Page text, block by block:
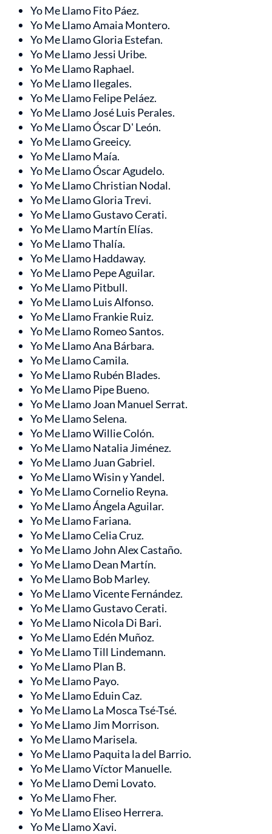
Yo Me Llamo Fito Páez.
Yo Me Llamo Amaia Montero.
Yo Me Llamo Gloria Estefan.
Yo Me Llamo Jessi Uribe.
Yo Me Llamo Raphael.
Yo Me Llamo Ilegales.
Yo Me Llamo Felipe Peláez.
Yo Me Llamo José Luis Perales.
Yo Me Llamo Óscar D' León.
Yo Me Llamo Greeicy.
Yo Me Llamo Maía.
Yo Me Llamo Óscar Agudelo.
Yo Me Llamo Christian Nodal.
Yo Me Llamo Gloria Trevi.
Yo Me Llamo Gustavo Cerati.
Yo Me Llamo Martín Elías.
Yo Me Llamo Thalía.
Yo Me Llamo Haddaway.
Yo Me Llamo Pepe Aguilar.
Yo Me Llamo Pitbull.
Yo Me Llamo Luis Alfonso.
Yo Me Llamo Frankie Ruiz.
Yo Me Llamo Romeo Santos.
Yo Me Llamo Ana Bárbara.
Yo Me Llamo Camila.
Yo Me Llamo Rubén Blades.
Yo Me Llamo Pipe Bueno.
Yo Me Llamo Joan Manuel Serrat.
Yo Me Llamo Selena.
Yo Me Llamo Willie Colón.
Yo Me Llamo Natalia Jiménez.
Yo Me Llamo Juan Gabriel.
Yo Me Llamo Wisin y Yandel.
Yo Me Llamo Cornelio Reyna.
Yo Me Llamo Ángela Aguilar.
Yo Me Llamo Fariana.
Yo Me Llamo Celia Cruz.
Yo Me Llamo John Alex Castaño.
Yo Me Llamo Dean Martín.
Yo Me Llamo Bob Marley.
Yo Me Llamo Vicente Fernández.
Yo Me Llamo Gustavo Cerati.
Yo Me Llamo Nicola Di Bari.
Yo Me Llamo Edén Muñoz.
Yo Me Llamo Till Lindemann.
Yo Me Llamo Plan B.
Yo Me Llamo Payo.
Yo Me Llamo Eduin Caz.
Yo Me Llamo La Mosca Tsé-Tsé.
Yo Me Llamo Jim Morrison.
Yo Me Llamo Marisela.
Yo Me Llamo Paquita la del Barrio.
Yo Me Llamo Víctor Manuelle.
Yo Me Llamo Demi Lovato.
Yo Me Llamo Fher.
Yo Me Llamo Eliseo Herrera.
Yo Me Llamo Xavi.